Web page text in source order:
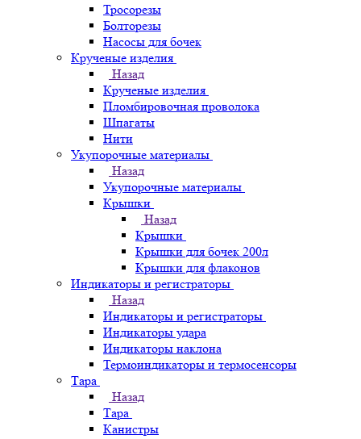
Тросорезы
Болторезы
Насосы для бочек
Крученые изделия
Назад
Крученые изделия
Пломбировочная проволока
Шпагаты
Нити
Укупорочные материалы
Назад
Укупорочные материалы
Крышки
Назад
Крышки
Крышки для бочек 200л
Крышки для флаконов
Индикаторы и регистраторы
Назад
Индикаторы и регистраторы
Индикаторы удара
Индикаторы наклона
Термоиндикаторы и термосенсоры
Тара
Назад
Тара
Канистры